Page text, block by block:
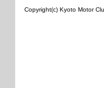
Copyright(c) Kyoto Motor